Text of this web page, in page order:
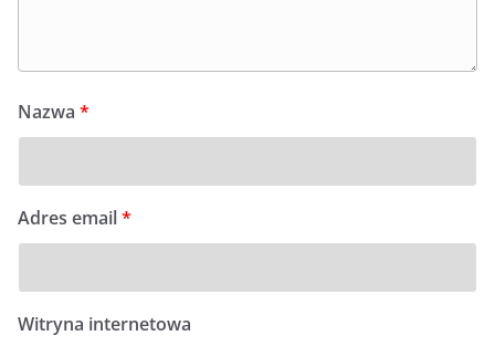
Nazwa *
Adres email*
Witryna internetowa